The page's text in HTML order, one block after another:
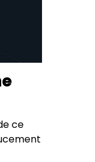
ce